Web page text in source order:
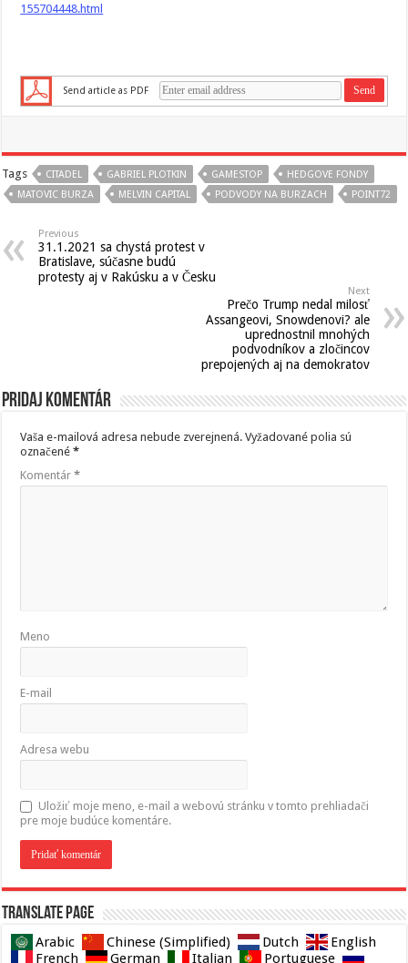
155704448.html
Send article as PDF
Tags CITADEL GABRIEL PLOTKIN GAMESTOP
HEDGOVE FONDY
MATOVIC BURZA
MELVIN CAPITAL PODVODY NA BURZACH POINT72
Previous
31.1.2021 sa chystá protest v
Bratislave, súčasne budú
protesty aj v Rakúsku a v Česku
Next
Prečo Trump nedal milosť
Assangeovi, Snowdenovi? ale
uprednostnil mnohých
podvodníkov a zločincov
prepojených aj na demokratov
Pridaj komentár
Vaša e-mailová adresa nebude zverejnená. Vyžadované polia sú
označené*
Komentár*
Meno
E-mail
Adresa webu
Uložiť moje meno, e-mail a webovú stránku v tomto prehliadači
pre moje budúce komentáre.
Translate page
Arabic Chinese (Simplified) Dutch
English
French
German Italian Portuguese